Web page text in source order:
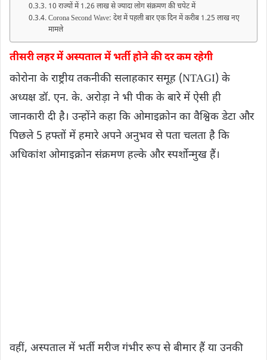
10 राज्यों में 1.26 लाख से ज्यादा लोग संक्रमण की चपेट में
Corona Second Wave: देश में पहली बार एक दिन में करीब 1.25 लाख नए
मामले
तीसरी लहर में अस्पताल में भर्ती होने की दर कम रहेगी
कोरोना के राष्ट्रीय तकनीकी सलाहकार समूह (NTAGI) के
अध्यक्ष डॉ. एन. के. अरोड़ा ने भी पीक के बारे में ऐसी ही
जानकारी दी है। उन्होंने कहा कि ओमाइक्रोन का वैश्विक डेटा और
पिछले 5 हफ्तों में हमारे अपने अनुभव से पता चलता है कि
अधिकांश ओमाइक्रोन संक्रमण हल्के और स्पर्शोन्मुख हैं।
वहीं, अस्पताल में भर्ती मरीज गंभीर रूप से बीमार हैं या उनकी